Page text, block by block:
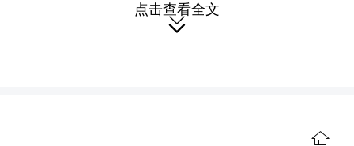
会的巨大破坏，指出吸毒与艾滋病感染
点击查看全文
